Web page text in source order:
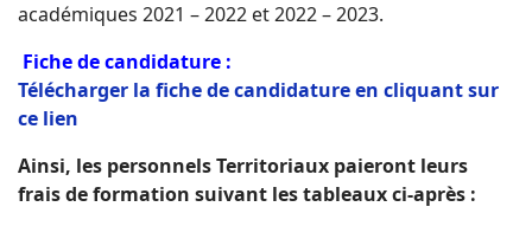
académiques 2021 – 2022 et 2022 – 2023.
Fiche de candidature :
Télécharger la fiche de candidature en cliquant sur
ce lien
Ainsi, les personnels Territoriaux paieront leurs
frais de formation suivant les tableaux ci-après :